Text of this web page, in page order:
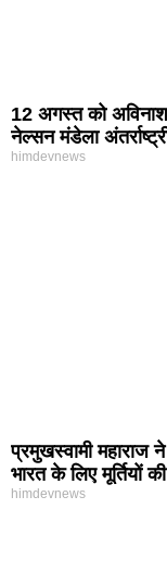
12 अगस्त को अविनाश
नेल्सन मंडेला
himdevnews
प्रमुखस्वामी महाराज
भारत के लिए मूर्तियों
himdevnews